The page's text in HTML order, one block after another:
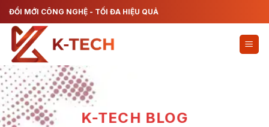
Chuyển
đến
dung
ĐỔI MỚI CÔNG NGHỆ - TỐI ĐA HIỆU QUẢ
K-TECH BLOG